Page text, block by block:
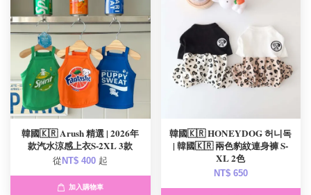
韓國🇰🇷 Arush 精選 | 2026年
款汽水涼感上衣S-2XL 3款
從 NT$ 400 起
加入購物車
韓國🇰🇷 HONEYDOG 허니독
| 韓國🇰🇷 兩色豹紋連身褲 S-
XL 2色
NT$ 650